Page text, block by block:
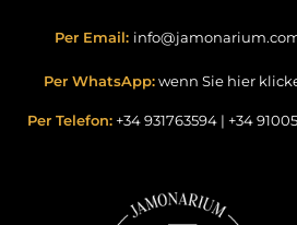
Per Email:
Per WhatsApp:wenn Sie hier
Per Telefon: +34 931763594 | +34